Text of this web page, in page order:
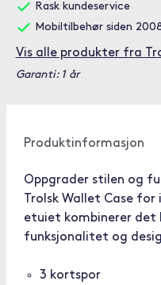
Rask kundeservice
Mobiltilbehør siden
Vis alle produkter fra
Garanti: 1 år
Produktinformasjon
Oppgrader stilen og
Trolsk Wallet Case
etuiet kombinerer det
funksjonalitet og
3 kortspor